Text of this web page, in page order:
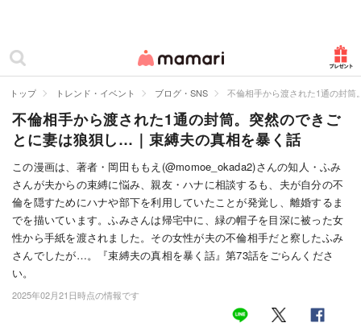
ママリ
カテゴリー一覧
妊娠
出産
赤ちゃん・育児
子育て・家族
病院
トップ トレンド・イベント ブログ・SNS 不倫相手から渡された1通の封
不倫相手から渡された1通の封筒。突然のできご
とに妻は狼狽し…｜束縛夫の真相を暴く話
この漫画は、著者・岡田ももえ(@momoe_okada2)さんの知人・ふみ
さんが夫からの束縛に悩み、親友・ハナに相談するも、夫が自分の不
倫を隠すためにハナや部下を利用していたことが発覚し、離婚するま
でを描いています。ふみさんは帰宅中に、緑の帽子を目深に被った女
性から手紙を渡されました。その女性が夫の不倫相手だと察したふみ
さんでしたが…。『束縛夫の真相を暴く話』第73話をごらんくださ
い。
2025年02月21日時点の情報です